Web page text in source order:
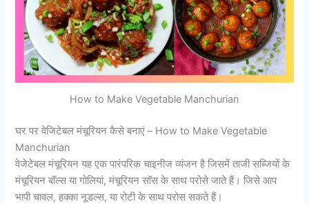
How to Make Vegetable Manchurian
घर पर वेजिटेबल मंचूरियन कैसे बनाएं – How to Make Vegetable
Manchurian
वेजेटेबल मंचूरियन यह एक पारंपरिक चाइनीज व्यंजन है जिसमें ताजी सब्जियों के
मंचूरियन बॉल्स या गोलियां, मंचूरियन सॉस के साथ परोसे जाते हैं। जिसे आप
भापी चावल, हक्का नूडल्स, या रोटी के साथ परोस सकते हैं।